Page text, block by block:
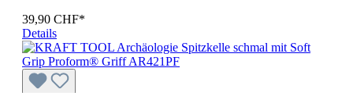
39,90 CHF*
Details